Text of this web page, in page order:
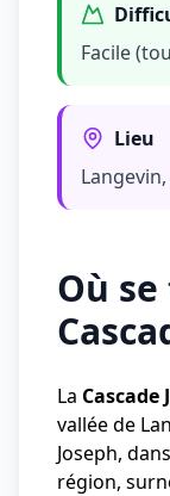
Facile
Lieu
Où
La Cascade
vallée de
Joseph,
région,